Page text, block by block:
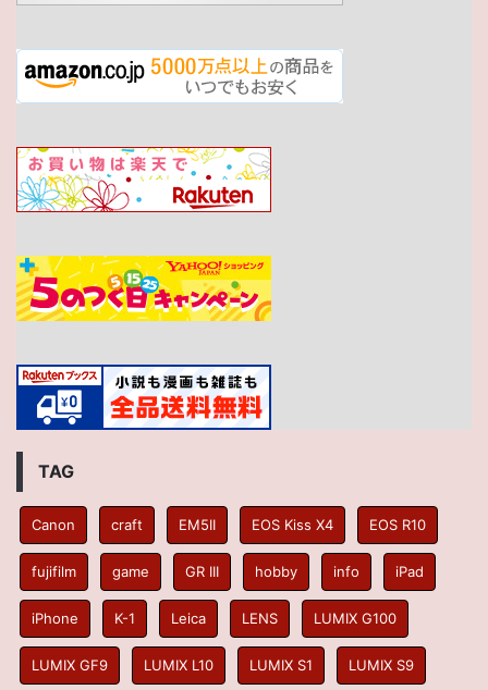
TAG
Canon craft EM5II EOS Kiss X4 EOS R10
fujifilm game GR III hobby info iPad
iPhone K-1 Leica LENS LUMIX G100
LUMIX GF9 LUMIX L10 LUMIX S1 LUMIX S9